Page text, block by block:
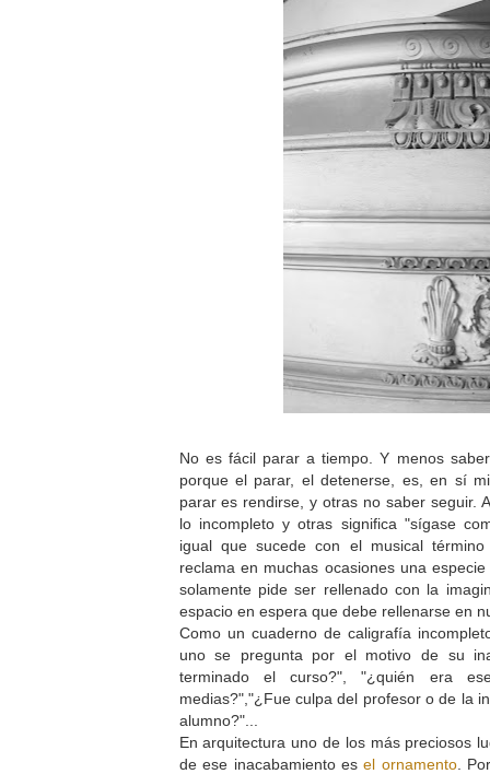
No es fácil parar a tiempo. Y menos
porque el parar, el detenerse, es, en sí
parar es rendirse, y otras no saber seguir.
lo incompleto y otras significa "sígase
igual que sucede con el musical término
reclama en muchas ocasiones una
solamente pide ser rellenado con la
espacio en espera que debe rellenarse en
Como un cuaderno de caligrafía
uno se pregunta por el motivo de su
terminado el curso?", "¿quién era
medias?","¿Fue culpa del profesor o de la
alumno?"...
En arquitectura uno de los más preciosos
de ese inacabamiento esel ornamento.